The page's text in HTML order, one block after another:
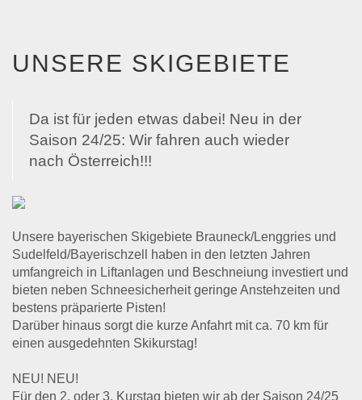
UNSERE SKIGEBIETE
Da ist für jeden etwas dabei! Neu in der
Saison 24/25: Wir fahren auch wieder
nach Österreich!!!
Unsere bayerischen Skigebiete Brauneck/Lenggries und
Sudelfeld/Bayerischzell haben in den letzten Jahren
umfangreich in Liftanlagen und Beschneiung investiert und
bieten neben Schneesicherheit geringe Anstehzeiten und
bestens präparierte Pisten!
Darüber hinaus sorgt die kurze Anfahrt mit ca. 70 km für
einen ausgedehnten Skikurstag!
NEU! NEU!
Für den 2. oder 3. Kurstag bieten wir ab der Saison 24/25